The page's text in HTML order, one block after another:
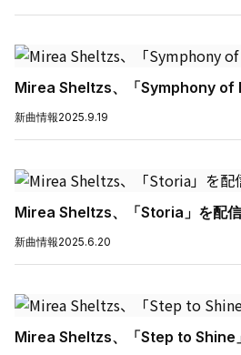
Mirea Sheltzs、「Symphony of
新曲情報2025.9.19
Mirea Sheltzs、「Storia」を配
新曲情報2025.6.20
Mirea Sheltzs、「Step to Shine